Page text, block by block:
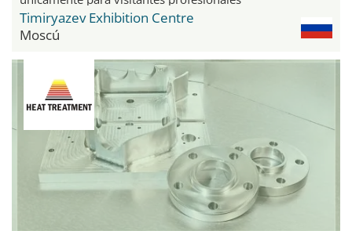
Timiryazev Exhibition Centre
Moscú